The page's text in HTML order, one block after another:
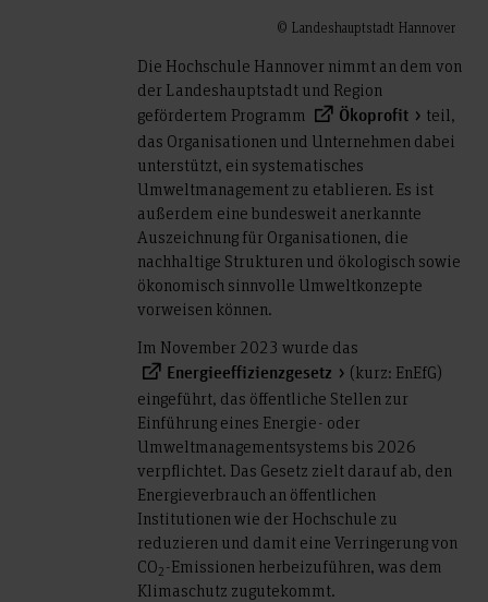
© Landeshauptstadt Hannover
Die Hochschule Hannover nimmt an dem von
der Landeshauptstadt und Region
gefördertem Programm
Ökoprofit
teil,
das Organisationen und Unternehmen dabei
unterstützt, ein systematisches
Umweltmanagement zu etablieren. Es ist
außerdem eine bundesweit anerkannte
Auszeichnung für Organisationen, die
nachhaltige Strukturen und ökologisch sowie
ökonomisch sinnvolle Umweltkonzepte
vorweisen können.
Im November 2023 wurde das
Energieeffizienzgesetz
(kurz: EnEfG)
eingeführt, das öffentliche Stellen zur
Einführung eines Energie- oder
Umweltmanagementsystems bis 2026
verpflichtet. Das Gesetz zielt darauf ab, den
Energieverbrauch an öffentlichen
Institutionen wie der Hochschule zu
reduzieren und damit eine Verringerung von
CO2 -Emissionen herbeizuführen, was dem
Klimaschutz zugutekommt.